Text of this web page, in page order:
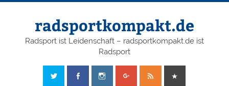
radsportkompakt.de
Radsport ist Leidenschaft – radsportkompakt.de ist
Radsport